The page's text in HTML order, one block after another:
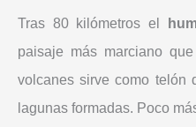
Tras 80 kilómetros el
paisaje más marciano
volcanes sirve como telón
lagunas formadas. Poco